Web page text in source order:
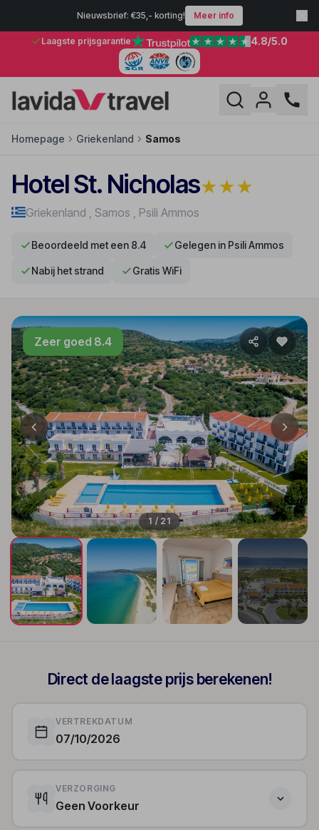
Nieuwsbrief: €35,- korting! Meer info
Laagste prijsgarantie 4.8/5.0
Homepage Griekenland Samos
Hotel St. Nicholas★★★
Griekenland , Samos , Psili Ammos
Beoordeeld met een 8.4 Gelegen in Psili Ammos
Nabij het strand Gratis WiFi
Zeer goed 8.4
1 / 21
Direct de laagste prijs berekenen!
VERTREKDATUM
07/10/2026
VERZORGING
Geen Voorkeur